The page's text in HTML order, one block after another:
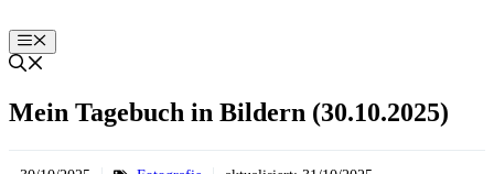
Menü
Mein Tagebuch in Bildern (30.10.2025)